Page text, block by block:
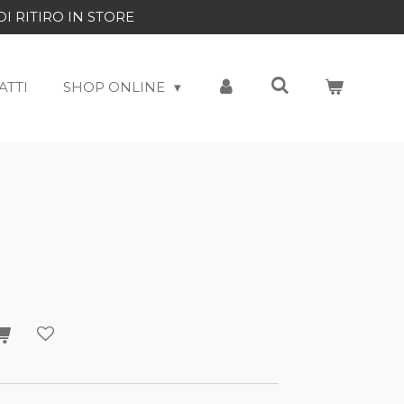
RITIRO IN STORE
SHOP ONLINE